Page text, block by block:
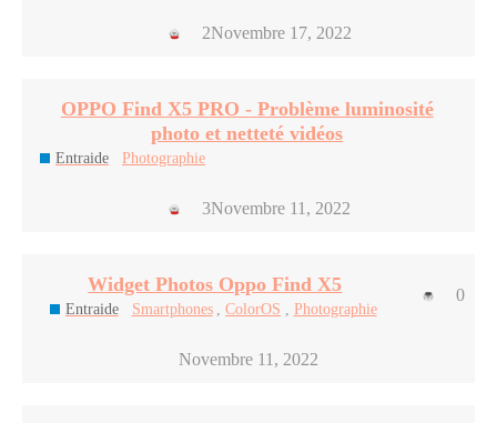
2Novembre 17, 2022
OPPO Find X5 PRO - Problème luminosité
photo et netteté vidéos
Entraide Photographie
3Novembre 11, 2022
Widget Photos Oppo Find X5
Entraide Smartphones ,ColorOS , Photographie
0
Novembre 11, 2022